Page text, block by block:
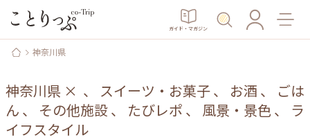
ガイド・マガジン
神奈川県
神奈川県 × 、 スイーツ・お菓子、 お酒 、
ごは
ん 、 その他施設、 たびレポ 、 風景・景色、 ラ
イフスタイル